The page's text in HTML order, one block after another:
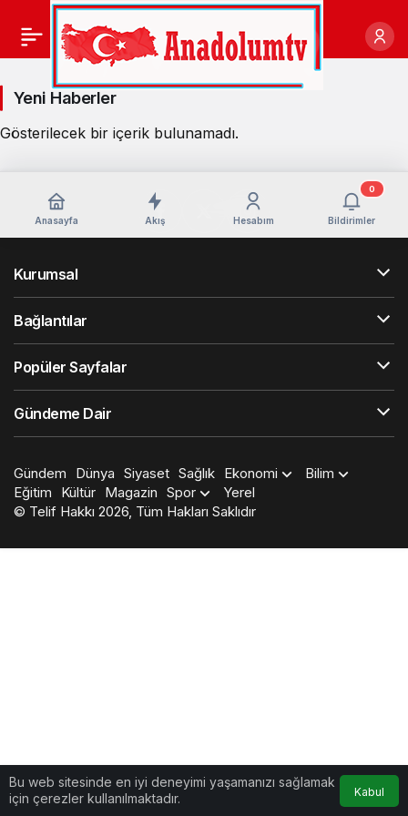
Olimpiyat
Haberleri
Yeni Haberler
Gösterilecek bir içerik bulunamadı.
Bu web sitesinde en iyi deneyimi yaşamanızı sağlamak
için çerezler kullanılmaktadır.
Kabul
Anasayfa Akış Hesabım Bildirimler
0
Kurumsal
Bağlantılar
Popüler Sayfalar
Gündeme Dair
Gündem Dünya Siyaset Sağlık Ekonomi
Bilim
Eğitim
Kültür Magazin Spor
Yerel
© Telif Hakkı 2026, Tüm Hakları Saklıdır